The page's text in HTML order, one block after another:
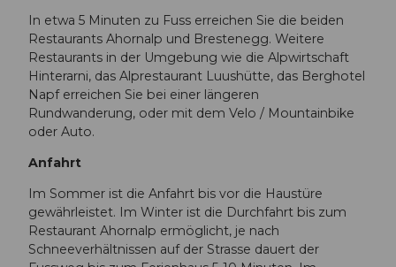
In etwa 5 Minuten zu Fuss erreichen Sie die beiden
Restaurants Ahornalp und Brestenegg. Weitere
Restaurants in der Umgebung wie die Alpwirtschaft
Hinterarni, das Alprestaurant Luushütte, das Berghotel
Napf erreichen Sie bei einer längeren
Rundwanderung, oder mit dem Velo / Mountainbike
oder Auto.
Anfahrt
Im Sommer ist die Anfahrt bis vor die Haustüre
gewährleistet. Im Winter ist die Durchfahrt bis zum
Restaurant Ahornalp ermöglicht, je nach
Schneeverhältnissen auf der Strasse dauert der